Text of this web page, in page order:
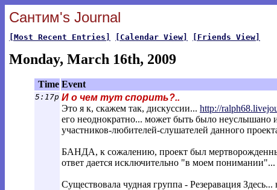
Сантим's Journal
[Most Recent Entries] [Calendar View] [Friends View]
Monday, March 16th, 2009
Time Event
5:17p И о чем тут спорить?..
Это я к, скажем так, дискуссии... http://
его неоднократно... может быть было
участников-любителей-слушателей данного
БАНДА, к сожалению, проект был
ответ дается исключительно "в моем понимании"...
Существовала чудная группа - Резеравация